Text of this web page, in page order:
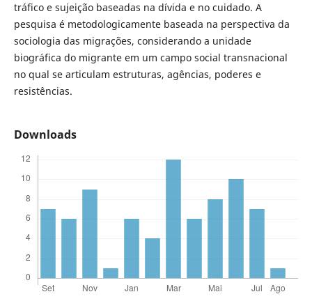
tráfico e sujeição baseadas na dívida e no cuidado. A
pesquisa é metodologicamente baseada na perspectiva da
sociologia das migrações, considerando a unidade
biográfica do migrante em um campo social transnacional
no qual se articulam estruturas, agências, poderes e
resistências.
Downloads